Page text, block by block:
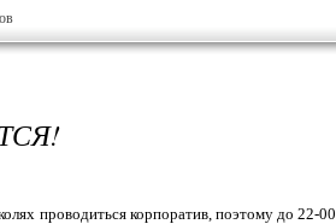
проводиться корпоратив, поэтому до 22-